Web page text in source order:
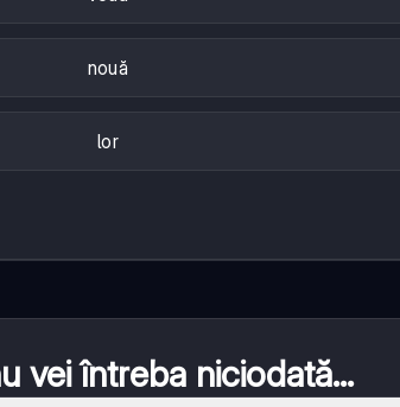
nouă
lor
vei întreba niciodată...